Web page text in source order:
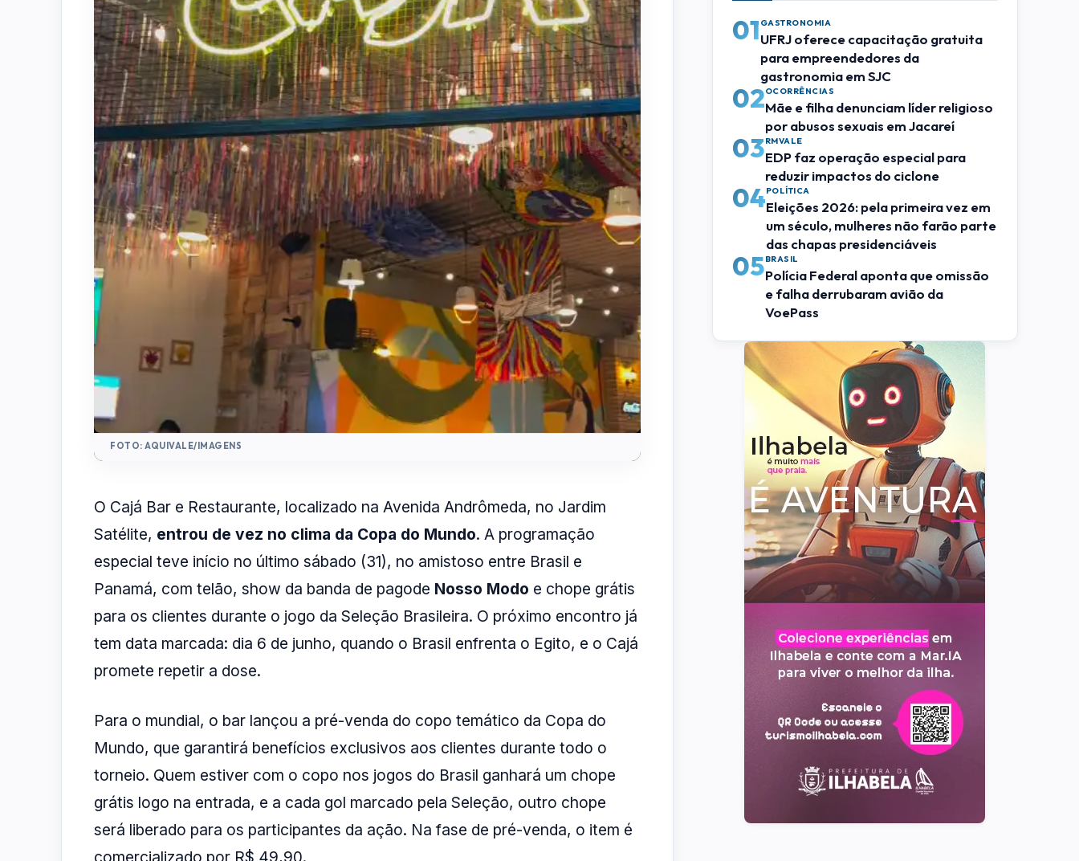
FOTO: AQUIVALE/IMAGENS
O Cajá Bar e Restaurante, localizado na Avenida Andrômeda, no Jardim
Satélite, entrou de vez no clima da Copa do Mundo. A programação
especial teve início no último sábado (31), no amistoso entre Brasil e
Panamá, com telão, show da banda de pagode Nosso Modo e chope grátis
para os clientes durante o jogo da Seleção Brasileira. O próximo encontro já
tem data marcada: dia 6 de junho, quando o Brasil enfrenta o Egito, e o Cajá
promete repetir a dose.
Para o mundial, o bar lançou a pré-venda do copo temático da Copa do
Mundo, que garantirá benefícios exclusivos aos clientes durante todo o
torneio. Quem estiver com o copo nos jogos do Brasil ganhará um chope
grátis logo na entrada, e a cada gol marcado pela Seleção, outro chope
será liberado para os participantes da ação. Na fase de pré-venda, o item é
comercializado por R$ 49,90.
01 GASTRONOMIA
UFRJ oferece capacitação gratuita
para empreendedores da
gastronomia em SJC
02OCORRÊNCIAS
Mãe e filha denunciam líder religioso
por abusos sexuais em Jacareí
03RMVALE
EDP faz operação especial para
reduzir impactos do ciclone
04POLÍTICA
Eleições 2026: pela primeira vez em
um século, mulheres não farão parte
das chapas presidenciáveis
05BRASIL
Polícia Federal aponta que omissão
e falha derrubaram avião da
VoePass